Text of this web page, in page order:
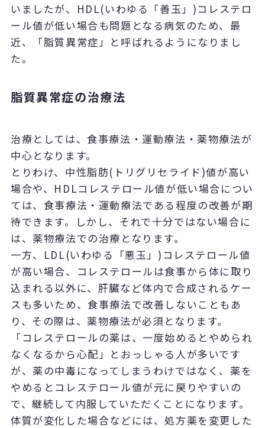
いましたが、HDL(いわゆる「善玉」)コレステロ
ール値が低い場合も問題となる病気のため、最
近、「脂質異常症」と呼ばれるようになりまし
た。
脂質異常症の治療法
治療としては、食事療法・運動療法・薬物療法が
中心となります。
とりわけ、中性脂肪(トリグリセライド)値が高い
場合や、HDLコレステロール値が低い場合につい
ては、食事療法・運動療法である程度の改善が期
待できます。しかし、それで十分ではない場合に
は、薬物療法での治療となります。
一方、LDL(いわゆる「悪玉」)コレステロール値
が高い場合、コレステロールは食事から体に取り
込まれる以外に、肝臓など体内で合成されるケー
スも多いため、食事療法で改善しないこともあ
り、その際は、薬物療法が必須となります。
「コレステロールの薬は、一度始めるとやめられ
なくなるから心配」とおっしゃる人が多いです
が、薬の中毒になってしまうわけではなく、薬を
やめるとコレステロール値が元に戻りやすいの
で、継続して内服していただくことになります。
体質が変化した場合などには、処方薬を変更した